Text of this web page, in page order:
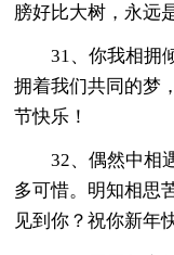
膀好比大树，永远
31、你我相拥
拥着我们共同的梦
节快乐！
32、偶然中相
多可惜。明知相思
见到你？祝你新年